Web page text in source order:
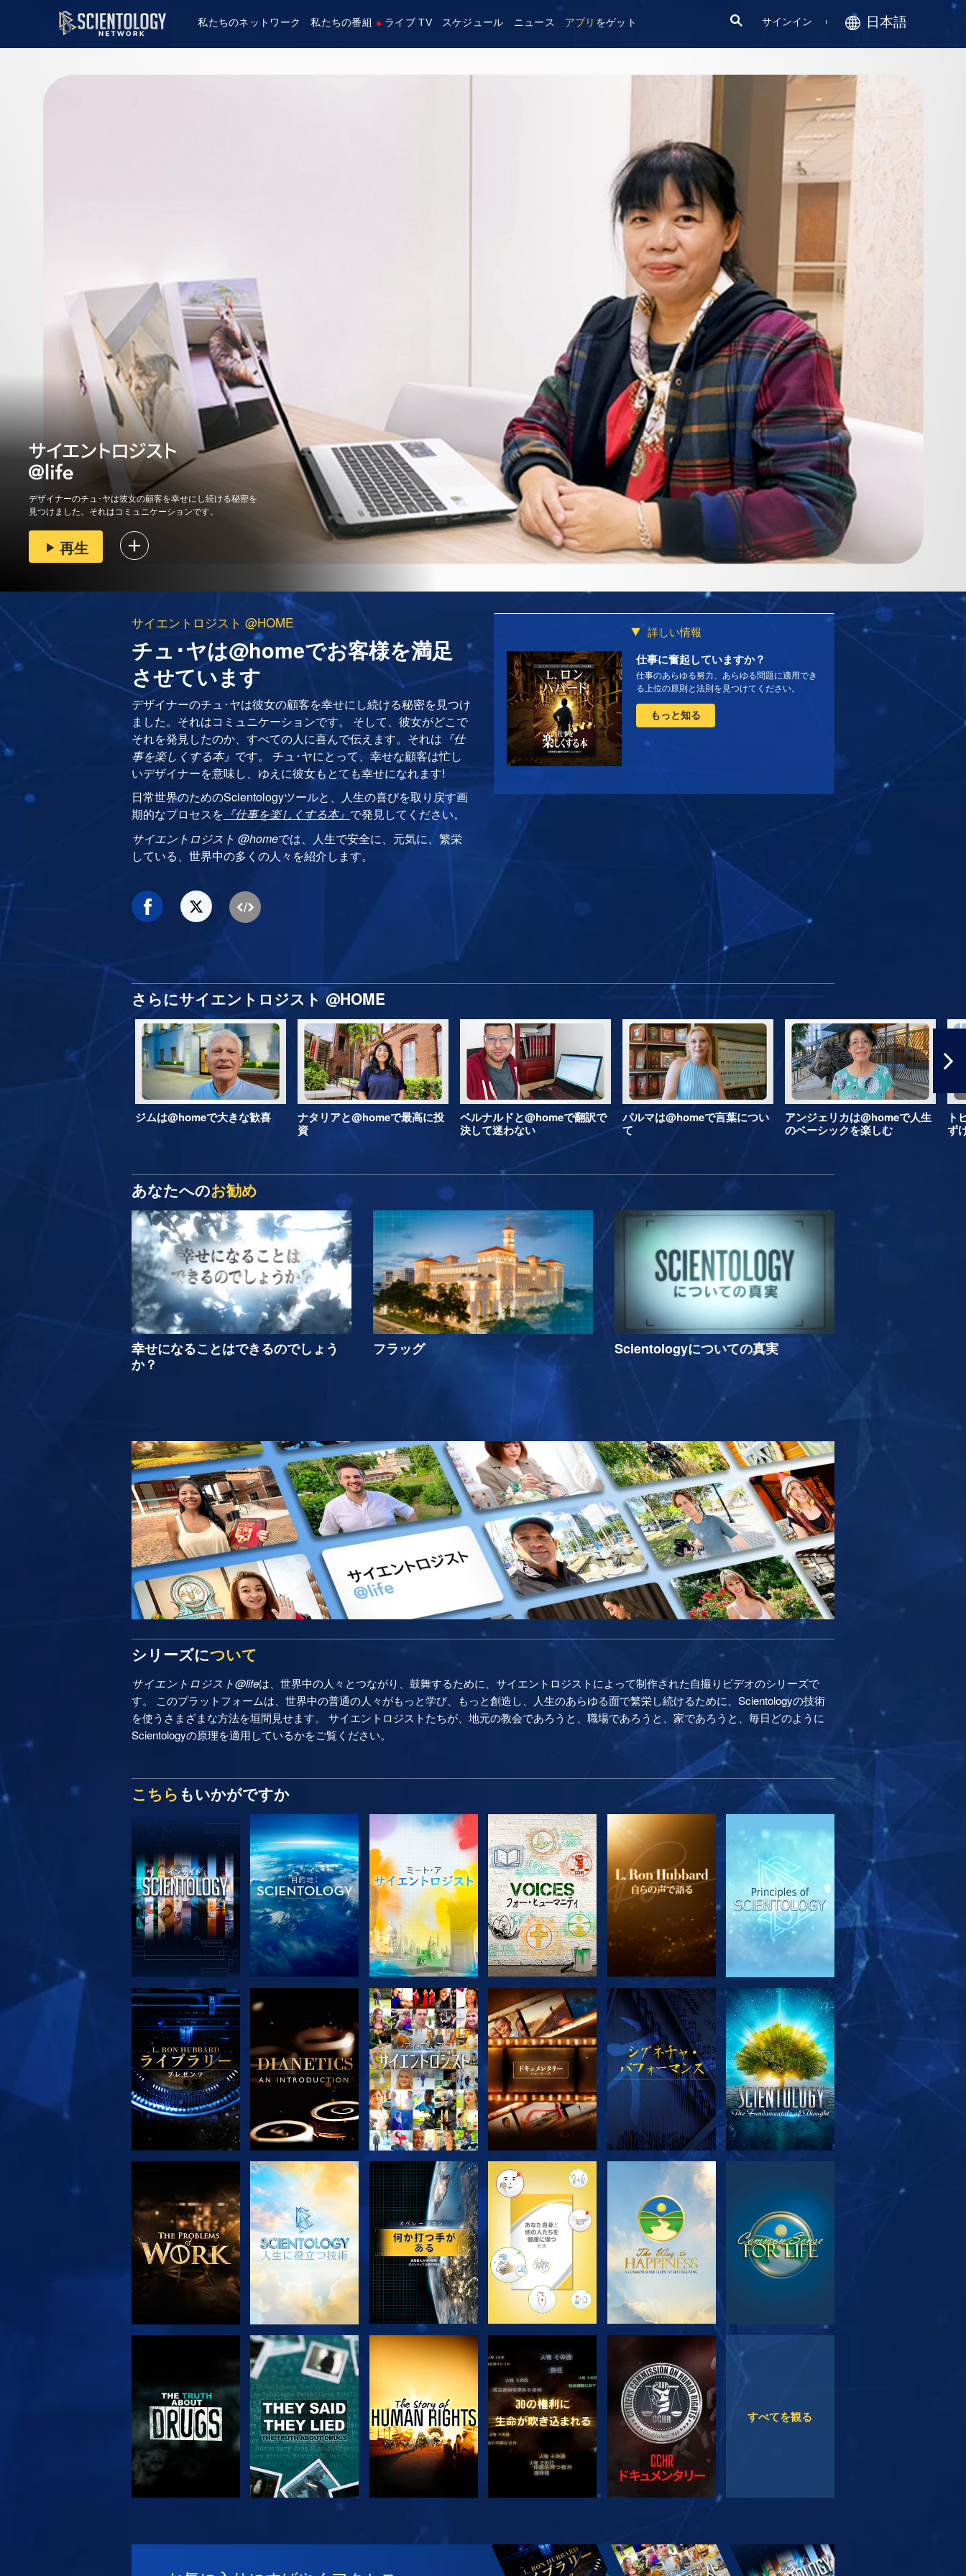
私たちのネットワーク 私たちの番組 ライブ TV スケジュール ニュース アプリ をゲット サインイン 日本語
デザイナーのチュ･ヤは彼女の顧客を幸せにし続ける秘密を
見つけました。それはコミュニケーションです。
再生
サイエントロジスト @HOME
チュ･ヤは@homeでお客様を満足
させています
デザイナーのチュ･ヤは彼女の顧客を幸せにし続ける秘密を見つけ
ました。それはコミュニケーションです。 そして、彼女がどこで
それを発見したのか、すべての人に喜んで伝えます。それは 『仕
事を楽しくする本』 です。 チュ･ヤにとって、幸せな顧客は忙し
いデザイナーを意味し、ゆえに彼女もとても幸せになれます!
日常世界のためのScientologyツールと、人生の喜びを取り戻す画
期的なプロセスを 『仕事を楽しくする本』 で発見してください。
サイエントロジスト @homeでは、人生で安全に、元気に、繁栄
している、世界中の多くの人々を紹介します。
詳しい情報
仕事に奮起していますか？
仕事のあらゆる努力、あらゆる問題に適用でき
る上位の原則と法則を見つけてください。
もっと知る
さらにサイエントロジスト @HOME
ジムは@homeで大きな歓喜
ナタリアと@homeで最高に投
資
ベルナルドと@homeで翻訳で
決して迷わない
パルマは@homeで言葉につい
て
アンジェリカは@homeで人生
のベーシックを楽しむ
ト
ず
あなたへのお勧め
幸せになることはできるのでしょう
か？
フラッグ Scientologyについての真実
シリーズについて
サイエントロジスト@lifeは、世界中の人々とつながり、鼓舞するために、サイエントロジストによって制作された自撮りビデオのシリーズで
す。 このプラットフォームは、世界中の普通の人々がもっと学び、もっと創造し、人生のあらゆる面で繁栄し続けるために、Scientologyの技術
を使うさまざまな方法を垣間見せます。 サイエントロジストたちが、地元の教会であろうと、職場であろうと、家であろうと、毎日どのように
Scientologyの原理を適用しているかをご覧ください。
こちら もいかがですか
シリーズを探求 シリーズを探求 シリーズを探求 シリーズを探求 シリーズを探求 観る
シリーズを探求 観る シリーズを探求 シリーズを探求 シリーズを探求
観る 観る 観る
観る シリーズを探求
すべてを観る